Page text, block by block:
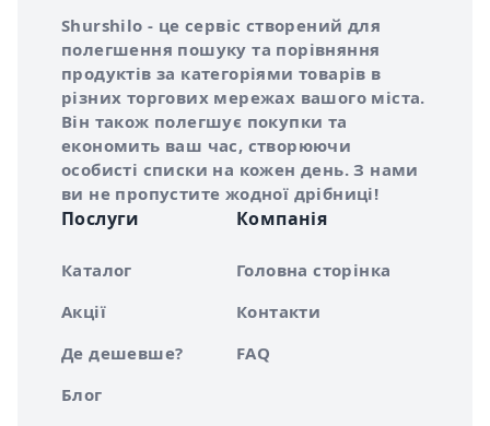
Про сервіс Shurshilo
Shurshilo - це сервіс створений для
полегшення пошуку та порівняння
продуктів за категоріями товарів в
різних торгових мережах вашого міста.
Він також полегшує покупки та
економить ваш час, створюючи
особисті списки на кожен день. З нами
ви не пропустите жодної дрібниці!
Послуги
Каталог
Акції
Де дешевше?
Блог
Компанія
Головна сторінка
Контакти
FAQ